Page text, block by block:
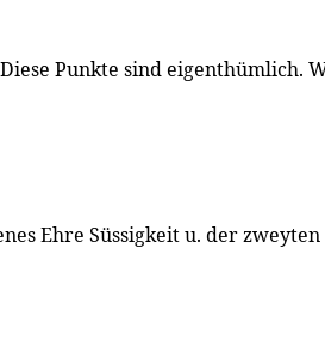
Punkte sind eigenthümlich.
Ehre Süssigkeit u. der